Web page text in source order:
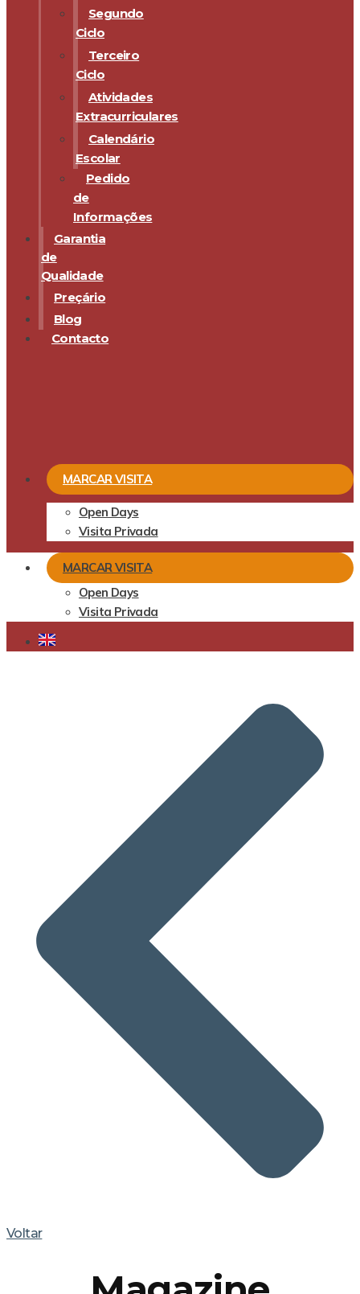
Segundo
Ciclo
Terceiro
Ciclo
Atividades
Extracurriculares
Calendário
Escolar
Pedido
de
Informações
Garantia
de
Qualidade
Preçário
Blog
Contacto
MARCAR VISITA
Open Days
Visita Privada
MARCAR VISITA
Open Days
Visita Privada
Voltar